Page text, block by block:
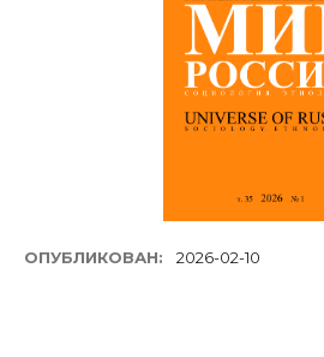
ОПУБЛИКОВАН: 2026-02-10